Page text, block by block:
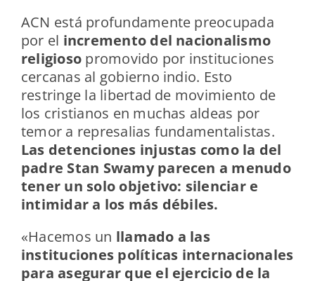
ACN está profundamente preocupada
por el incremento del nacionalismo
religioso promovido por instituciones
cercanas al gobierno indio. Esto
restringe la libertad de movimiento de
los cristianos en muchas aldeas por
temor a represalias fundamentalistas.
Las detenciones injustas como la del
padre Stan Swamy parecen a menudo
tener un solo objetivo: silenciar e
intimidar a los más débiles.
«Hacemos un llamado a las
instituciones políticas internacionales
para asegurar que el ejercicio de la